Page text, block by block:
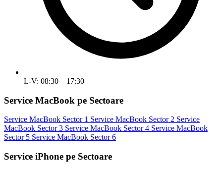
L-V: 08:30 – 17:30
Service MacBook pe Sectoare
Service MacBook Sector 1 Service MacBook Sector 2 Service
MacBook Sector 3 Service MacBook Sector 4 Service MacBook
Sector 5 Service MacBook Sector 6
Service iPhone pe Sectoare